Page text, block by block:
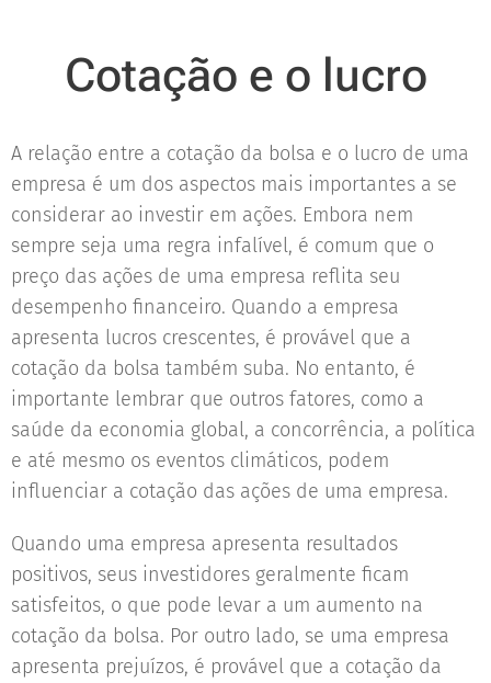
Cotação e o lucro
A relação entre a cotação da bolsa e o lucro de uma
empresa é um dos aspectos mais importantes a se
considerar ao investir em ações. Embora nem
sempre seja uma regra infalível, é comum que o
preço das ações de uma empresa reflita seu
desempenho financeiro. Quando a empresa
apresenta lucros crescentes, é provável que a
cotação da bolsa também suba. No entanto, é
importante lembrar que outros fatores, como a
saúde da economia global, a concorrência, a política
e até mesmo os eventos climáticos, podem
influenciar a cotação das ações de uma empresa.
Quando uma empresa apresenta resultados
positivos, seus investidores geralmente ficam
satisfeitos, o que pode levar a um aumento na
cotação da bolsa. Por outro lado, se uma empresa
apresenta prejuízos, é provável que a cotação da